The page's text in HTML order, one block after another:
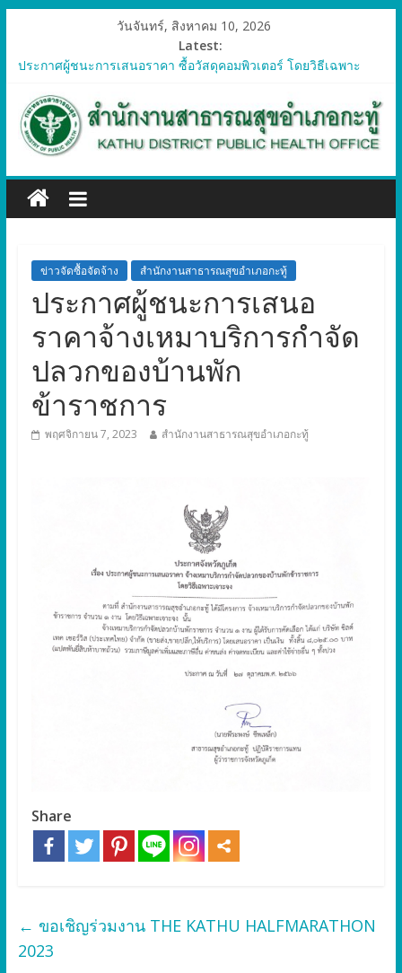
วันจันทร์, สิงหาคม 10, 2026
Latest:
ประกาศผู้ชนะการเสนอราคา ซื้อวัสดุคอมพิวเตอร์ โดยวิธีเฉพาะ
ประกาศผู้ชนะการเสนอราคา จัดซื้อวัสดุทางการแพทย์สำหรับ
โครงการป้องกันควบคุมโรคติดต่อและภัยสุขภาพในแรงงานต่างด้าว
อำเภอกะทู้ ปี 2569
เจาะจง
ประกาศผู้ชนะการเสนอรา ซื้อวัสดุงานบ้านงานครัว โดยวิธีเฉพาะ
เจาะจง
เจาะจงข่าวจัดซื้อจัดจ้าง สำนักงานสาธารณสุขอำเภอกะทู้
ประกาศผู้ชนะการเสนอ
ราคาจ้างเหมาบริการกำจัด
ปลวกของบ้านพัก
ข้าราชการ
พฤศจิกายน 7, 2023 สำนักงานสาธารณสุขอำเภอกะทู้
Share
← ขอเชิญร่วมงาน THE KATHU HALFMARATHON
2023